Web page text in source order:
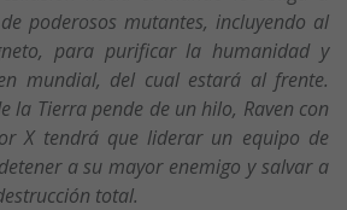
poderosos mutantes, incluyendo al
para purificar la humanidad y
mundial, del cual estará al frente.
la Tierra pende de un hilo, Raven con
X tendrá que liderar un equipo de
a su mayor enemigo y salvar a
total.